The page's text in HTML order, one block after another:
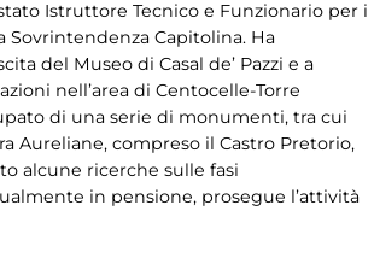
Istruttore Tecnico e Funzionario per i
Sovrintendenza Capitolina. Ha
del Museo di Casal de’ Pazzi e a
nell’area di Centocelle-Torre
di una serie di monumenti, tra cui
Aureliane, compreso il Castro Pretorio,
alcune ricerche sulle fasi
in pensione, prosegue l’attività